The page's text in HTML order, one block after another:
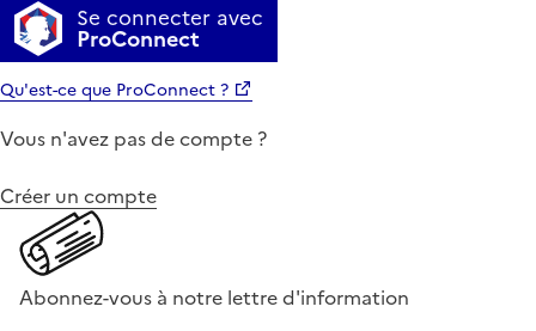
Se connecter avec
ProConnect
Qu'est-ce que ProConnect ?
Vous n'avez pas de compte ?
Créer un compte
Abonnez-vous à notre lettre d'information